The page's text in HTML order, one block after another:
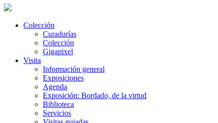
Colección
Curadurías
Colección
Gigapixel
Visita
Información general
Exposiciones
Agenda
Exposición: Bordado, de la virtud
Biblioteca
Servicios